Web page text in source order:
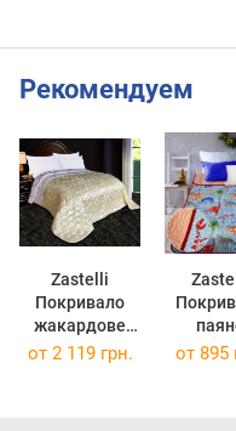
Рекомендуем
Zastelli
Покривало
жакардове
Перли
от 2 119 грн. от 895